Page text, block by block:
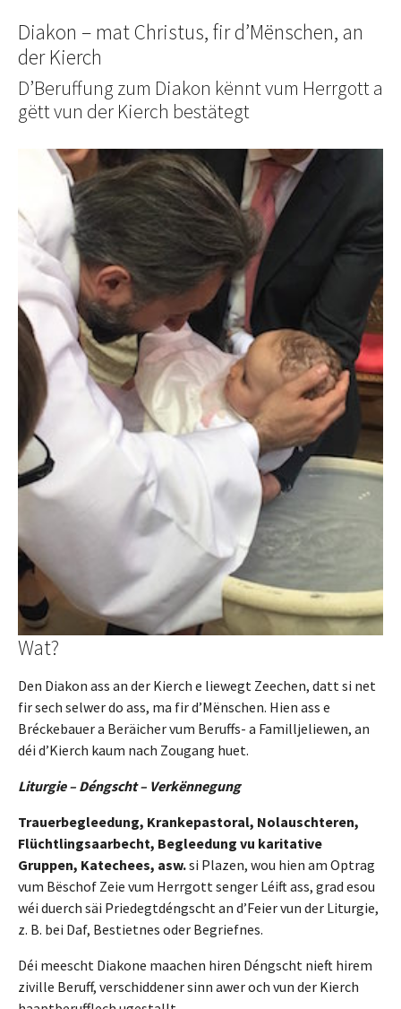
Diakon – mat Christus, fir d’Mënschen, an
der Kierch
D’Beruffung zum Diakon kënnt vum Herrgott a
gëtt vun der Kierch bestätegt
Wat?
Den Diakon ass an der Kierch e liewegt Zeechen, datt si net
fir sech selwer do ass, ma fir d’Mënschen. Hien ass e
Bréckebauer a Beräicher vum Beruffs- a Familljeliewen, an
déi d’Kierch kaum nach Zougang huet.
Liturgie – Déngscht – Verkënnegung
Trauerbegleedung, Krankepastoral, Nolauschteren,
Flüchtlingsaarbecht, Begleedung vu karitative
Gruppen, Katechees, asw.si Plazen, wou hien am Optrag
vum Bëschof Zeie vum Herrgott senger Léift ass, grad esou
wéi duerch säi Priedegtdéngscht an d’Feier vun der Liturgie,
z. B. bei Daf, Bestietnes oder Begriefnes.
Déi meescht Diakone maachen hiren Déngscht nieft hirem
ziville Beruff, verschiddener sinn awer och vun der Kierch